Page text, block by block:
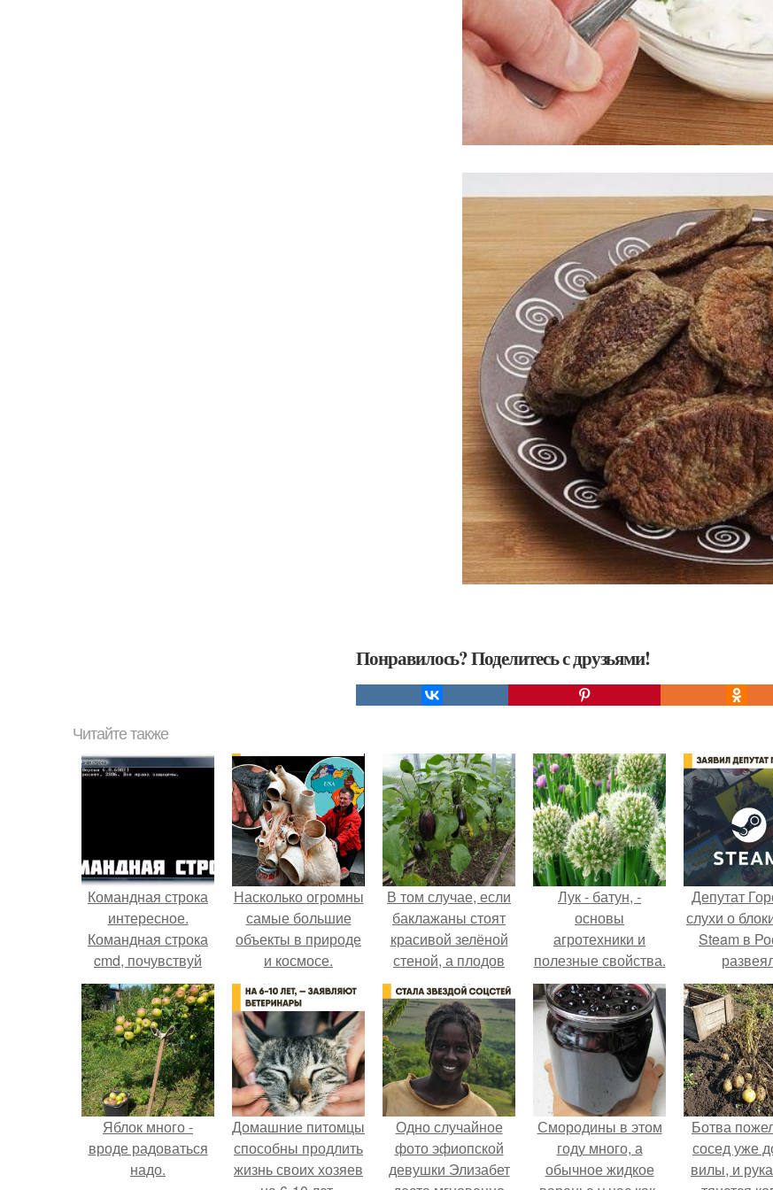
Понравилось? Поделитесь с друзьями!
Читайте также
Командная строка
интересное.
Командная строка
cmd, почувствуй
себя хакером.
Насколько огромны
самые большие
объекты в природе
и космосе.
В том случае, если
баклажаны стоят
красивой зелёной
стеной, а плодов
почти не видно -
радоваться тут
нечему.
Лук - батун, -
основы
агротехники и
полезные свойства.
Депутат
слухи о
Steam в
Яблок много -
вроде радоваться
надо.
Домашние питомцы
способны продлить
жизнь своих хозяев
Одно случайное
фото эфиопской
девушки Элизабет
Смородины в этом
году много, а
обычное жидкое
Ботва
сосед уже
вилы, и